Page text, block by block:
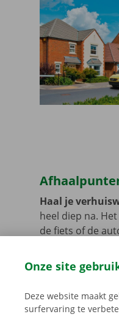
Haal je
heel diep na.
de fiets of de
Onze site
Deze website maakt
surfervaring te